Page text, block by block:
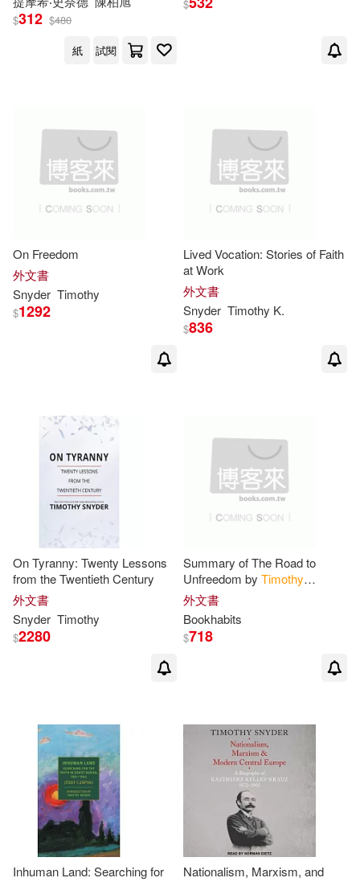
$312 $480
紙
試閱
$
On Freedom
外文書
Snyder Timothy
$1292
Lived Vocation: Stories of Faith
at Work
外文書
Snyder Timothy K.
$836
On Tyranny: Twenty Lessons
from the Twentieth Century
外文書
Snyder Timothy
$2280
Summary of The Road to
Unfreedom by Timothy
Snyder
外文書
Bookhabits
$718
Inhuman Land: Searching for
Nationalism, Marxism, and